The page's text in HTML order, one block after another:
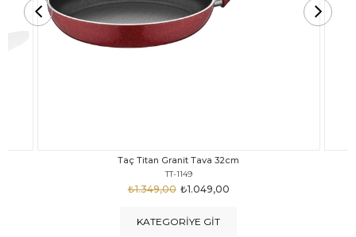
Taç Titan Granit Tava 30cm
TT-1148
₺999,00
₺1.875,00
KATEGORIYE GIT